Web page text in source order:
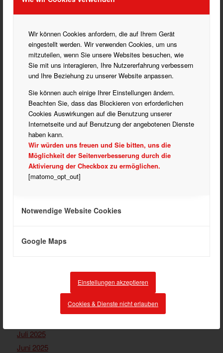
Wir können Cookies anfordern, die auf Ihrem Gerät
eingestellt werden. Wir verwenden Cookies, um uns
mitzuteilen, wenn Sie unsere Websites besuchen, wie
Sie mit uns interagieren, Ihre Nutzererfahrung verbessern
und Ihre Beziehung zu unserer Website anpassen.
Sie können auch einige Ihrer Einstellungen ändern.
Beachten Sie, dass das Blockieren von erforderlichen
Cookies Auswirkungen auf die Benutzung unserer
Internetseite und auf Benutzung der angebotenen Dienste
haben kann.
Wir würden uns freuen und Sie bitten, uns die
Möglichkeit der Seitenverbesserung durch die
Aktivierung der Checkbox zu ermöglichen.
[matomo_opt_out]
Notwendige Website Cookies
Google Maps
Einstellungen akzeptieren
Cookies & Dienste nicht erlauben
Blasorchester
Bogenschießen
Fußball
Handball
Historisches Fechten
Laufen
Partner
Rehasport
Turnen
Verein
Verein Allgemein
Vorstand und Ausschuss
ARCHIV
November 2025
September 2025
Juli 2025
Juni 2025